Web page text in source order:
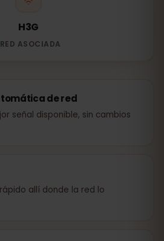
H3G
RED ASOCIADA
de red
señal disponible, sin cambios
allí donde la red lo